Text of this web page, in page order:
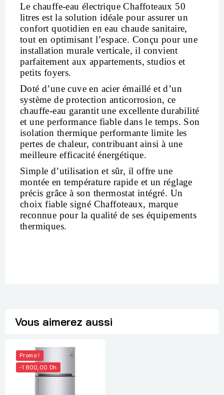
Lechauffe-eau électrique Chaffoteaux 50
litres est la solution idéale pour assurer un
confort quotidien en eau chaude sanitaire,
tout en optimisant l’espace. Conçu pour une
installation murale verticale, il convient
parfaitement aux appartements, studios et
petits foyers.
Doté d’une cuve en acier émaillé et d’un
système de protection anticorrosion, ce
chauffe-eau garantit une excellente durabilité
et une performance fiable dans le temps. Son
isolation thermique performante limite les
pertes de chaleur, contribuant ainsi à une
meilleure efficacité énergétique.
Simple d’utilisation et sûr, il offre une
montée en température rapide et un réglage
précis grâce à son thermostat intégré. Un
choix fiable signé Chaffoteaux, marque
reconnue pour la qualité de ses équipements
thermiques.
Vous aimerez aussi
Promo !
-1 800,00 Dh